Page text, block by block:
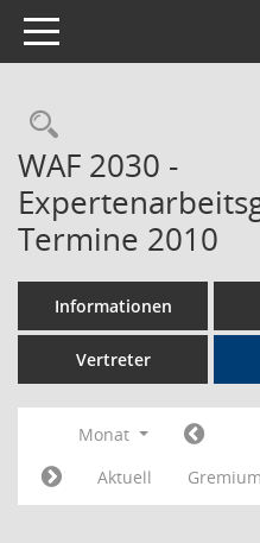
Toggle navigation
WAF 2030 -
Termine 2010
Informationen
Vertreter
Monat
Aktuell